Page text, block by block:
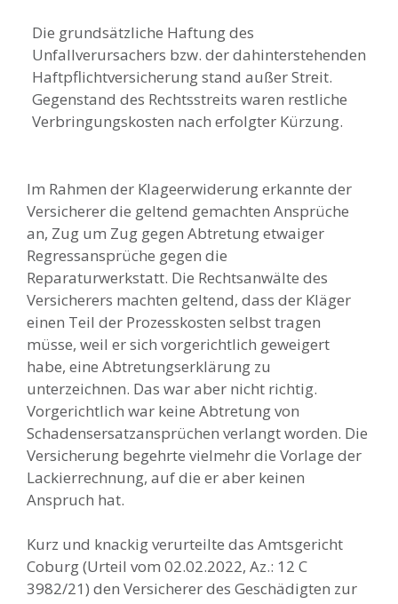
Die grundsätzliche Haftung des
Unfallverursachers bzw. der dahinterstehenden
Haftpflichtversicherung stand außer Streit.
Gegenstand des Rechtsstreits waren restliche
Verbringungskosten nach erfolgter Kürzung.
Im Rahmen der Klageerwiderung erkannte der
Versicherer die geltend gemachten Ansprüche
an, Zug um Zug gegen Abtretung etwaiger
Regressansprüche gegen die
Reparaturwerkstatt. Die Rechtsanwälte des
Versicherers machten geltend, dass der Kläger
einen Teil der Prozesskosten selbst tragen
müsse, weil er sich vorgerichtlich geweigert
habe, eine Abtretungserklärung zu
unterzeichnen. Das war aber nicht richtig.
Vorgerichtlich war keine Abtretung von
Schadensersatzansprüchen verlangt worden. Die
Versicherung begehrte vielmehr die Vorlage der
Lackierrechnung, auf die er aber keinen
Anspruch hat.
Kurz und knackig verurteilte das Amtsgericht
Coburg (Urteil vom 02.02.2022, Az.: 12 C
3982/21) den Versicherer des Geschädigten zur